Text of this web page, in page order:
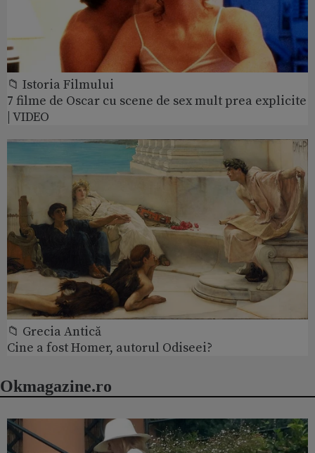
📁 Istoria Filmului
7 filme de Oscar cu scene de sex mult prea explicite
| VIDEO
📁 Grecia Antică
Cine a fost Homer, autorul Odiseei?
Okmagazine.ro